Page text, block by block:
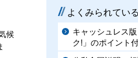
候
よくみられてい
キャッシュレス版
ク!」のポイント